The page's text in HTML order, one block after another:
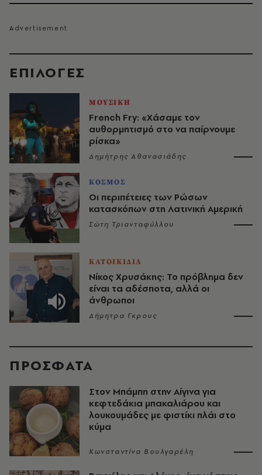
EΠΙΛΟΓΈΣ
ΜΟΥΣΙΚΗ
French Fry: «Χάσαμε τον
αυθορμητισμό στο να παίρνουμε
ρίσκα»
Δημήτρης Αθανασιάδης
ΚΟΣΜΟΣ
Οι περιπέτειες των Ρώσων
κατασκόπων στη Λατινική Αμερική
Σώτη Τριανταφύλλου
ΚΑΤΟΙΚΙΔΙΑ
Νίκος Χρυσάκης: Το πρόβλημα δεν
είναι τα αδέσποτα, αλλά οι
άνθρωποι
Δήμητρα Γκρους
ΠΡΟΣΦΑΤΑ
Στον Μπάμπη στην Αίγινα για
κεφτεδάκια μπακαλιάρου και
λουκουμάδες με φιστίκι πλάι στο
κύμα
Κωνσταντίνα Βουλγαρέλη